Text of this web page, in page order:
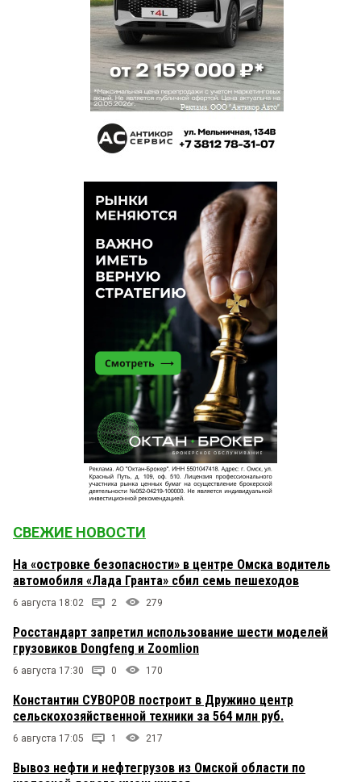
СВЕЖИЕ НОВОСТИ
На «островке безопасности» в центре Омска водитель
автомобиля «Лада Гранта» сбил семь пешеходов
6 августа 18:02 2 279
Росстандарт запретил использование шести моделей
грузовиков Dongfeng и Zoomlion
6 августа 17:30 0 170
Константин СУВОРОВ построит в Дружино центр
сельскохозяйственной техники за 564 млн руб.
6 августа 17:05 1 217
Вывоз нефти и нефтегрузов из Омской области по